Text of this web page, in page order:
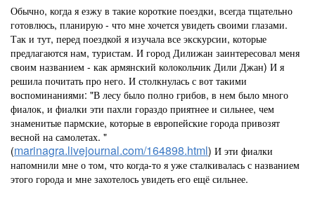
Обычно, когда я езжу в такие короткие поездки, всегда тщательно
готовлюсь, планирую - что мне хочется увидеть своими глазами.
Так и тут, перед поездкой я изучала все экскурсии, которые
предлагаются нам, туристам. И город Дилижан заинтересовал меня
своим названием - как армянский колокольчик Дили Джан) И я
решила почитать про него. И столкнулась с вот такими
воспоминаниями: "В лесу было полно грибов, в нем было много
фиалок, и фиалки эти пахли гораздо приятнее и сильнее, чем
знаменитые пармские, которые в европейские города привозят
весной на самолетах. "
(marinagra.livejournal.com/164898.html) И эти фиалки
напомнили мне о том, что когда-то я уже сталкивалась с названием
этого города и мне захотелось увидеть его ещё сильнее.